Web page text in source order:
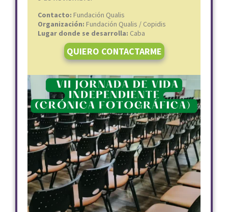
Contacto: Fundación Qualis
Organización: Fundación Qualis / Copidis
Lugar donde se desarrolla: Caba
QUIERO CONTACTARME